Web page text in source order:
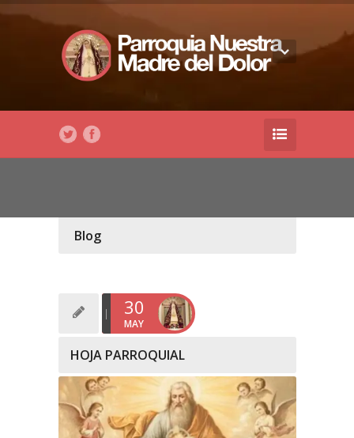
Blog
30
MAY
HOJA PARROQUIAL